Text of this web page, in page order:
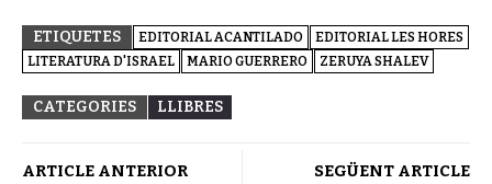
ETIQUETES EDITORIAL ACANTILADO
EDITORIAL LES HORES
LITERATURA D'ISRAEL
MARIO GUERRERO ZERUYA SHALEV
CATEGORIES LLIBRES
ARTICLE ANTERIOR SEGÜENT ARTICLE